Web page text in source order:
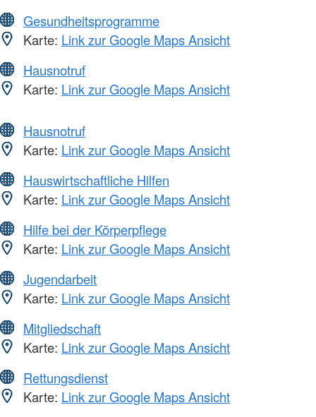
Gesundheitsprogramme
Karte: Link zur Google Maps Ansicht
Hausnotruf
Karte: Link zur Google Maps Ansicht
Hausnotruf
Karte: Link zur Google Maps Ansicht
Hauswirtschaftliche Hilfen
Karte: Link zur Google Maps Ansicht
Hilfe bei der Körperpflege
Karte: Link zur Google Maps Ansicht
Jugendarbeit
Karte: Link zur Google Maps Ansicht
Mitgliedschaft
Karte: Link zur Google Maps Ansicht
Rettungsdienst
Karte: Link zur Google Maps Ansicht